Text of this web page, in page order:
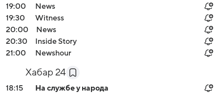
19:00
News
19:30
Witness
20:00
News
20:30
Inside Story
21:00
Newshour
Хабар 24
18:15
На службе у народа